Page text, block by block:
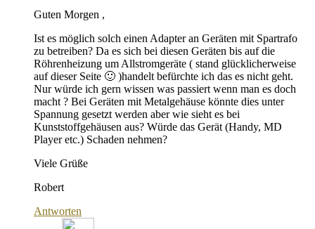
Guten Morgen ,
Ist es möglich solch einen Adapter an Geräten mit Spartrafo
zu betreiben? Da es sich bei diesen Geräten bis auf die
Röhrenheizung um Allstromgeräte ( stand glücklicherweise
auf dieser Seite 🙂 )handelt befürchte ich das es nicht geht.
Nur würde ich gern wissen was passiert wenn man es doch
macht ? Bei Geräten mit Metalgehäuse könnte dies unter
Spannung gesetzt werden aber wie sieht es bei
Kunststoffgehäusen aus? Würde das Gerät (Handy, MD
Player etc.) Schaden nehmen?
Viele Grüße
Robert
Antworten